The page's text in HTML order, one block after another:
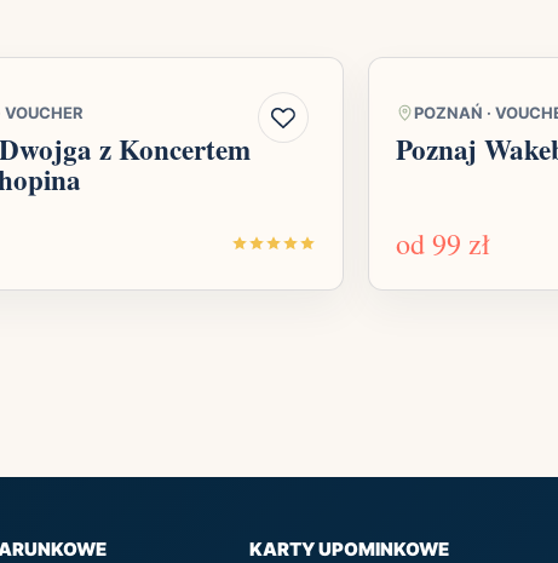
VOUCHER
z Koncertem
POZNAŃ ·
Poznaj
od99 zł
KARTY UPOMINKOWE